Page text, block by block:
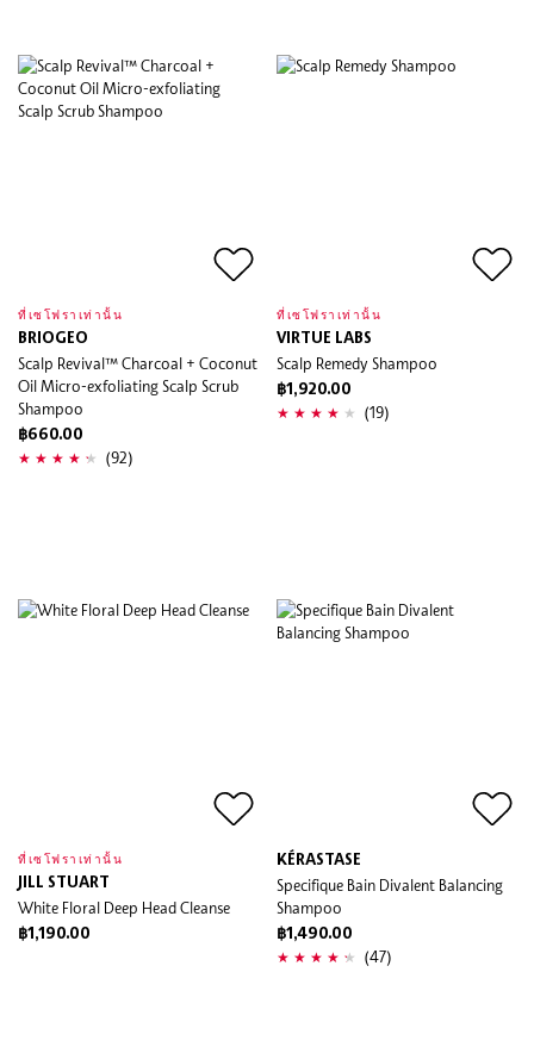
ที่เซโฟราเท่านั้น
BRIOGEO
Scalp Revival™ Charcoal + Coconut
Oil Micro-exfoliating Scalp Scrub
Shampoo
฿660.00
(92)
ที่เซโฟราเท่านั้น
VIRTUE LABS
Scalp Remedy Shampoo
฿1,920.00
(19)
ที่เซโฟราเท่านั้น
JILL STUART
White Floral Deep Head Cleanse
฿1,190.00
KÉRASTASE
Specifique Bain Divalent Balancing
Shampoo
฿1,490.00
(47)